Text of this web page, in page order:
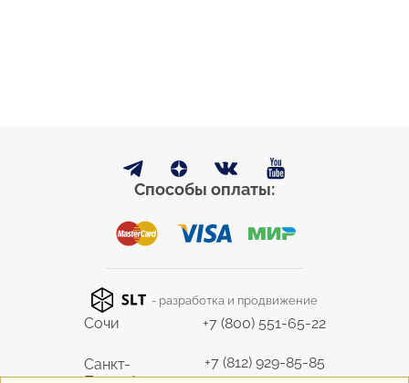
Способы оплаты:
- разработка и продвижение
Сочи +7 (800) 551-65-22
Санкт-
+7 (812) 929-85-85